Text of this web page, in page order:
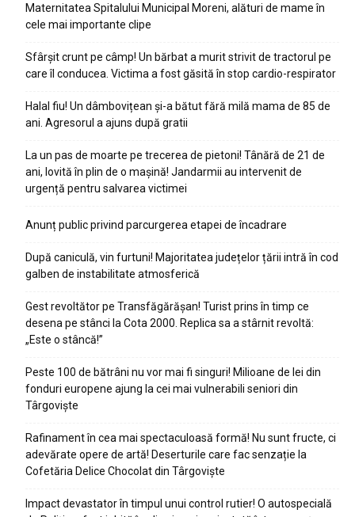
Maternitatea Spitalului Municipal Moreni, alături de mame în
cele mai importante clipe
Sfârșit crunt pe câmp! Un bărbat a murit strivit de tractorul pe
care îl conducea. Victima a fost găsită în stop cardio-respirator
Halal fiu! Un dâmbovițean și-a bătut fără milă mama de 85 de
ani. Agresorul a ajuns după gratii
La un pas de moarte pe trecerea de pietoni! Tânără de 21 de
ani, lovită în plin de o mașină! Jandarmii au intervenit de
urgență pentru salvarea victimei
Anunț public privind parcurgerea etapei de încadrare
După caniculă, vin furtuni! Majoritatea județelor țării intră în cod
galben de instabilitate atmosferică
Gest revoltător pe Transfăgărășan! Turist prins în timp ce
desena pe stânci la Cota 2000. Replica sa a stârnit revoltă:
„Este o stâncă!”
Peste 100 de bătrâni nu vor mai fi singuri! Milioane de lei din
fonduri europene ajung la cei mai vulnerabili seniori din
Târgoviște
Rafinament în cea mai spectaculoasă formă! Nu sunt fructe, ci
adevărate opere de artă! Deserturile care fac senzație la
Cofetăria Delice Chocolat din Târgoviște
Impact devastator în timpul unui control rutier! O autospecială